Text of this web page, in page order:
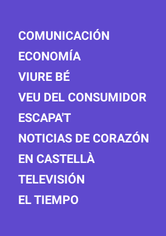
COMUNICACIÓN
ECONOMÍA
VIURE BÉ
VEU DEL CONSUMIDOR
ESCAPA'T
NOTICIAS DE CORAZÓN
EN CASTELLÀ
TELEVISIÓN
EL TIEMPO